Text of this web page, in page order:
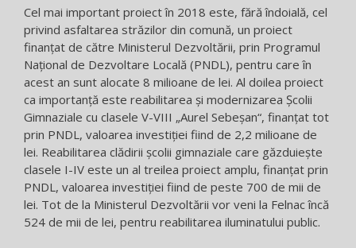
Cel mai important proiect în 2018 este, fără îndoială, cel
privind asfaltarea străzilor din comună, un proiect
finanțat de către Ministerul Dezvoltării, prin Programul
Național de Dezvoltare Locală (PNDL), pentru care în
acest an sunt alocate 8 milioane de lei. Al doilea proiect
ca importanță este reabilitarea și modernizarea Școlii
Gimnaziale cu clasele V-VIII „Aurel Sebeșan“, finanțat tot
prin PNDL, valoarea investiției fiind de 2,2 milioane de
lei. Reabilitarea clădirii școlii gimnaziale care găzduiește
clasele I-IV este un al treilea proiect amplu, finanțat prin
PNDL, valoarea investiției fiind de peste 700 de mii de
lei. Tot de la Ministerul Dezvoltării vor veni la Felnac încă
524 de mii de lei, pentru reabilitarea iluminatului public.